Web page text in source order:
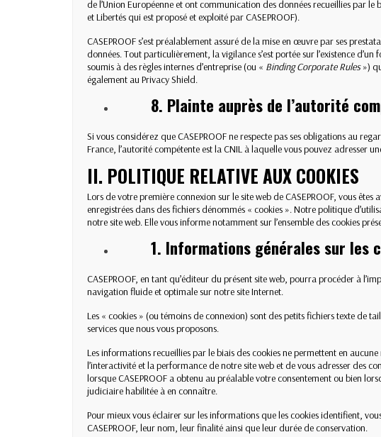
de l’Union Européenne et ont communication des données recueillies par
et Libertés qui est proposé et exploité par CASEPROOF).
CASEPROOF s’est préalablement assuré de la mise en œuvre par ses
données. Tout particulièrement, la vigilance s’est portée sur l’existence
soumis à des règles internes d’entreprise (ou « Binding Corporate Rules»)
également au Privacy Shield.
8. Plainte auprès de l’autorité
Si vous considérez que CASEPROOF ne respecte pas ses obligations au
France, l’autorité compétente est la CNIL à laquelle vous pouvez adresser
II. POLITIQUE RELATIVE AUX COOKIES
Lors de votre première connexion sur le site web de CASEPROOF, vous
enregistrées dans des fichiers dénommés « cookies ». Notre politique
notre site web. Elle vous informe notamment sur l’ensemble des cookies
1. Informations générales sur les
CASEPROOF, en tant qu’éditeur du présent site web, pourra procéder à
navigation fluide et optimale sur notre site Internet.
Les « cookies » (ou témoins de connexion) sont des petits fichiers texte
services que nous vous proposons.
Les informations recueillies par le biais des cookies ne permettent en
l’interactivité et la performance de notre site web et de vous adresser des
lorsque CASEPROOF a obtenu au préalable votre consentement ou bien
judiciaire habilitée à en connaître.
Pour mieux vous éclairer sur les informations que les cookies identifient,
CASEPROOF, leur nom, leur finalité ainsi que leur durée de conservation.